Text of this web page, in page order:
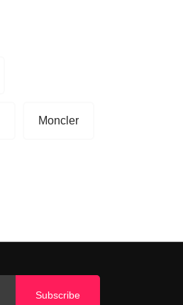
Moncler
Subscribe